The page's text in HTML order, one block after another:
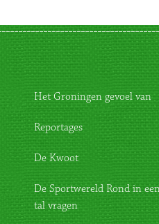
Het Groningen gevoel van
Reportages
De Kwoot
De Sportwereld Rond in
tal vragen